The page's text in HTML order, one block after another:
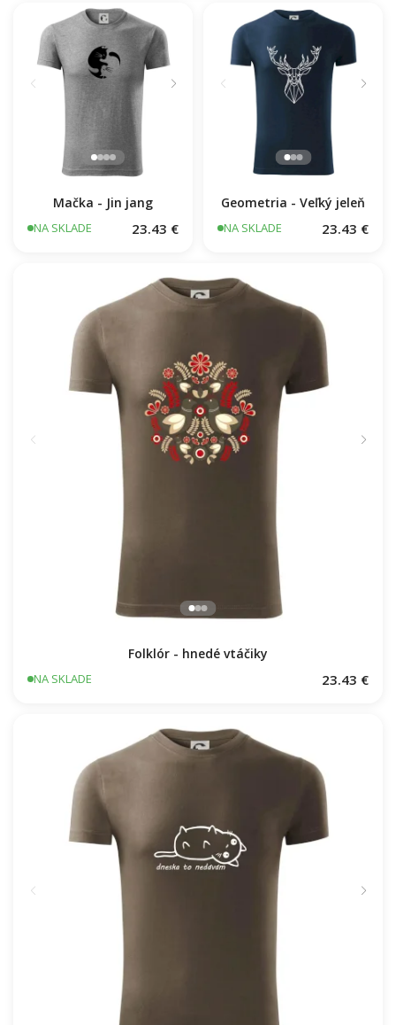
Mačka - Jin jang
NA SKLADE 23.43 €
Geometria - Veľký jeleň
NA SKLADE 23.43 €
Folklór - hnedé vtáčiky
NA SKLADE 23.43 €